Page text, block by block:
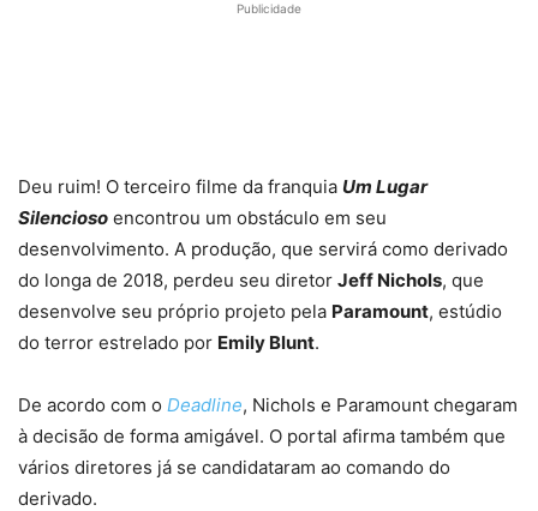
Publicidade
Deu ruim! O terceiro filme da franquia Um Lugar
Silencioso encontrou um obstáculo em seu
desenvolvimento. A produção, que servirá como derivado
do longa de 2018, perdeu seu diretor Jeff Nichols, que
desenvolve seu próprio projeto pela Paramount, estúdio
do terror estrelado por Emily Blunt.
De acordo com o Deadline, Nichols e Paramount chegaram
à decisão de forma amigável. O portal afirma também que
vários diretores já se candidataram ao comando do
derivado.